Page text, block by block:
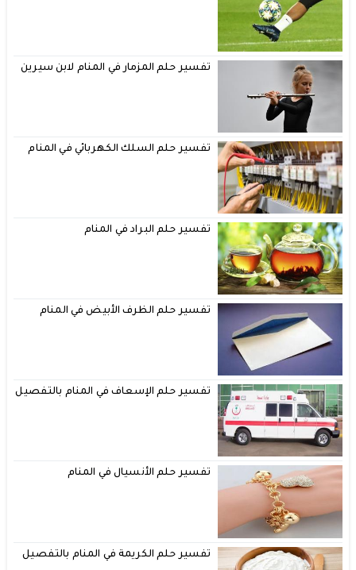
تفسير حلم المزمار في المنام لابن سيرين
تفسير حلم السلك الكهربائي في المنام
تفسير حلم البراد في المنام
تفسير حلم الظرف الأبيض في المنام
تفسير حلم الإسعاف في المنام بالتفصيل
تفسير حلم الأنسيال في المنام
تفسير حلم الكريمة في المنام بالتفصيل